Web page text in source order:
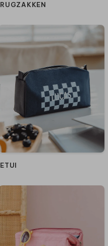
RUGZAKKEN
ETUI